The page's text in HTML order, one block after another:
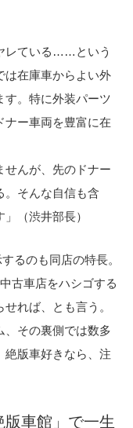
レている……という
は在庫車からよい外
す。特に外装パーツ
ナー車両を豊富に在
せんが、先のドナー
。そんな自信も含
（渋井部長）
るのも同店の特長。
古車店をハシゴする
れば、とも言う。
、その裏側では数多
絶版車好きなら、注